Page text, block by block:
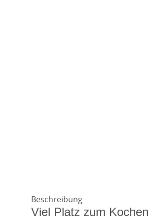
Beschreibung
Viel Platz zum Kochen